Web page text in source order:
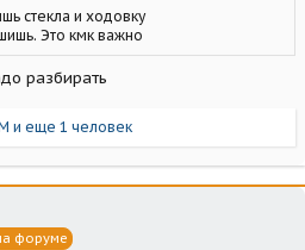
стекла и ходовку
Это кмк важно
разбирать
и еще 1 человек
форуме